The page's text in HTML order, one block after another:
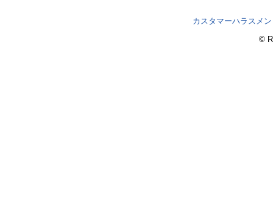
カスタマーハラスメ
©